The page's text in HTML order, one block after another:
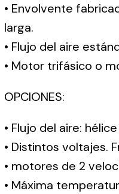
• Envolvente
larga.
• Flujo del aire
• Motor trifásico o
OPCIONES:
• Flujo del aire:
• Distintos voltajes.
• motores de 2
• Máxima